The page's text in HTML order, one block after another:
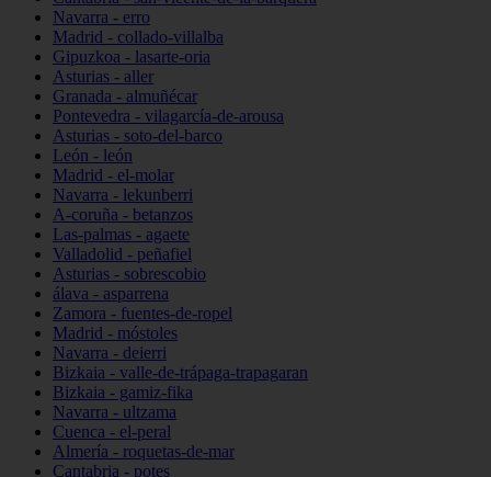
Navarra - erro
Madrid - collado-villalba
Gipuzkoa - lasarte-oria
Asturias - aller
Granada - almuñécar
Pontevedra - vilagarcía-de-arousa
Asturias - soto-del-barco
León - león
Madrid - el-molar
Navarra - lekunberri
A-coruña - betanzos
Las-palmas - agaete
Valladolid - peñafiel
Asturias - sobrescobio
álava - asparrena
Zamora - fuentes-de-ropel
Madrid - móstoles
Navarra - deierri
Bizkaia - valle-de-trápaga-trapagaran
Bizkaia - gamiz-fika
Navarra - ultzama
Cuenca - el-peral
Almería - roquetas-de-mar
Cantabria - potes